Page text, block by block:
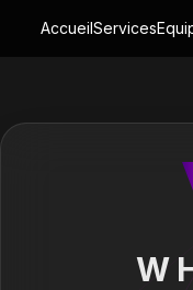
AccueilServices